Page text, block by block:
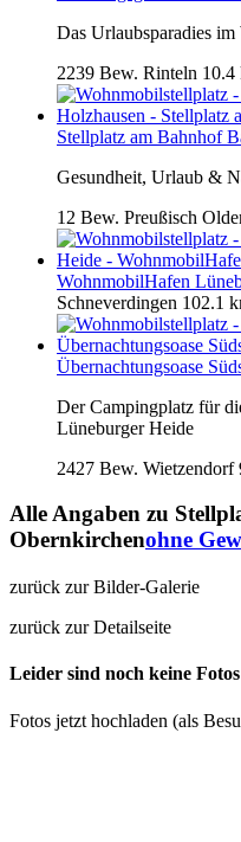
Das Urlaubsparadies im
2239 Bew. Rinteln 10.4
Stellplatz am Bahnhof
Gesundheit, Urlaub &
12 Bew. Preußisch
WohnmobilHafen
Schneverdingen 102.1
Übernachtungsoase
Der Campingplatz für
Lüneburger Heide
2427 Bew. Wietzendorf
Alle Angaben zu
Obernkirchenohne
zurück zur Bilder-Galerie
zurück zur Detailseite
Leider sind noch keine
Fotos jetzt hochladen (als